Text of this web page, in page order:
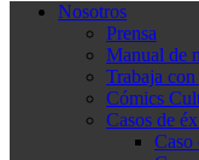
Nosotros
Prensa
Manual de
Trabaja
Cómics
Casos de
Caso